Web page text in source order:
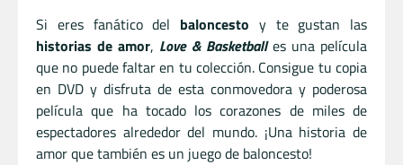
Si eres fanático del baloncesto y te gustan las
historias de amor, Love & Basketballes una película
que no puede faltar en tu colección. Consigue tu copia
en DVD y disfruta de esta conmovedora y poderosa
película que ha tocado los corazones de miles de
espectadores alrededor del mundo. ¡Una historia de
amor que también es un juego de baloncesto!